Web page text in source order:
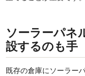
ソーラーパネ
設するのも手
既存の倉庫にソーラー